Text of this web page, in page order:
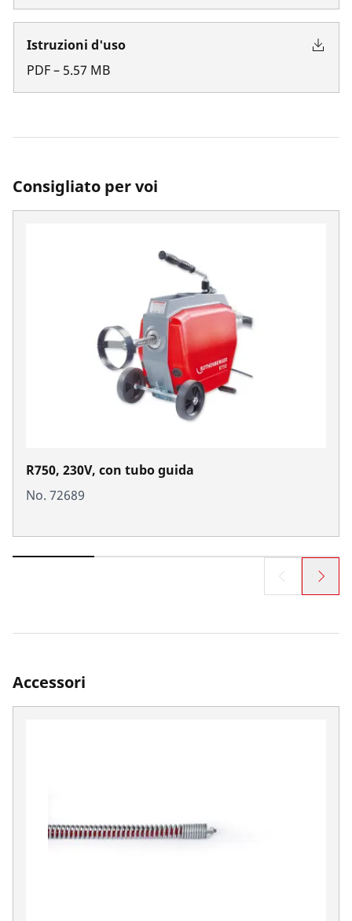
Istruzioni d'uso
PDF– 5.57 MB
Consigliato per voi
R750, 230V, con tubo guida
No. 72689
Accessori